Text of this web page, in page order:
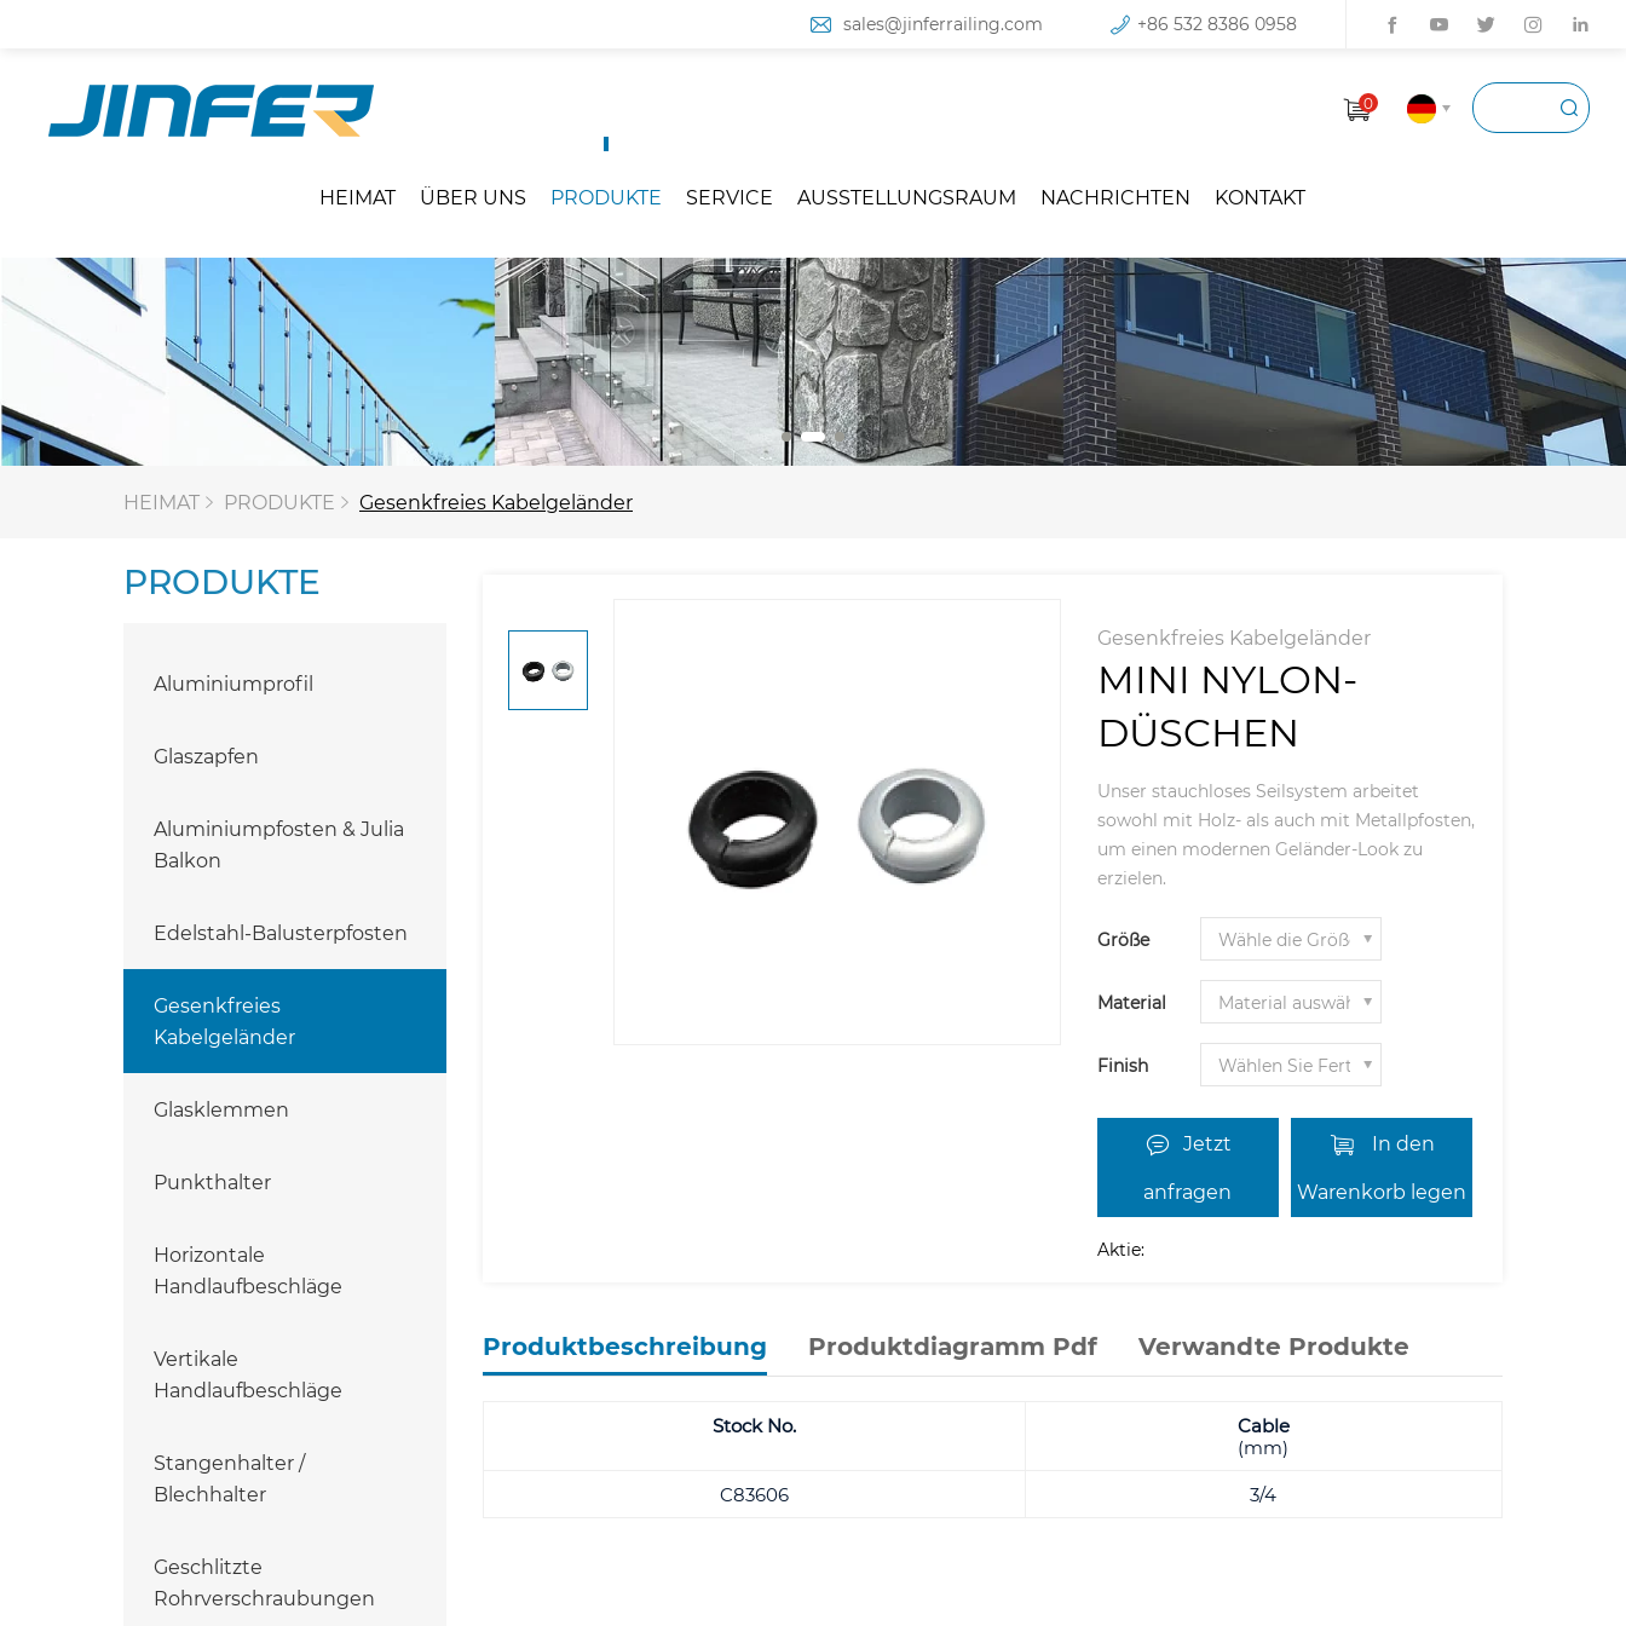
sales@jinferrailing.com +86 532 8386 0958
0
HEIMAT ÜBER UNS PRODUKTE SERVICE AUSSTELLUNGSRAUM NACHRICHTEN KONTAKT
HEIMAT PRODUKTE Gesenkfreies Kabelgeländer
PRODUKTE
Aluminiumprofil
Glaszapfen
Aluminiumpfosten & Julia
Balkon
Edelstahl-Balusterpfosten
Gesenkfreies
Kabelgeländer
Glasklemmen
Punkthalter
Horizontale
Handlaufbeschläge
Vertikale
Handlaufbeschläge
Stangenhalter /
Blechhalter
Geschlitzte
Rohrverschraubungen
Gesenkfreies Kabelgeländer
MINI NYLON-
DÜSCHEN
Unser stauchloses Seilsystem arbeitet
sowohl mit Holz- als auch mit Metallpfosten,
um einen modernen Geländer-Look zu
erzielen.
Größe
Material
Finish
Jetzt
anfragen
In den
Warenkorb legen
Aktie:
Produktbeschreibung Produktdiagramm Pdf Verwandte Produkte
Stock No.
Cable
(mm)
C83606
3/4